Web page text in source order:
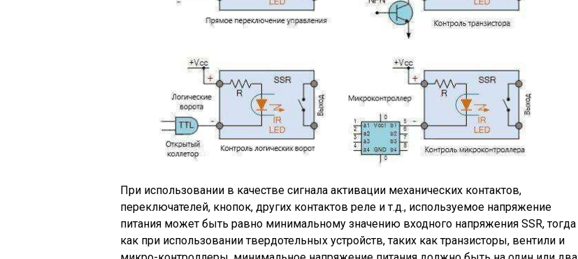
При использовании в качестве сигнала активации механических контактов,
переключателей, кнопок, других контактов реле и т.д., используемое напряжение
питания может быть равно минимальному значению входного напряжения SSR, тогда
как при использовании твердотельных устройств, таких как транзисторы, вентили и